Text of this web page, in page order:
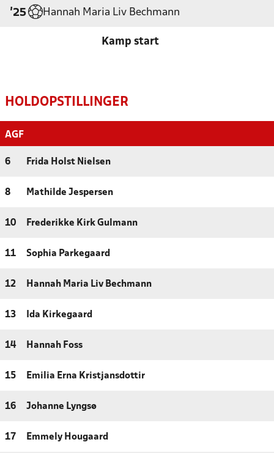
'25 Hannah Maria Liv Bechmann
Kamp start
HOLDOPSTILLINGER
AGF
6 Frida Holst Nielsen
8 Mathilde Jespersen
10 Frederikke Kirk Gulmann
11 Sophia Parkegaard
12 Hannah Maria Liv Bechmann
13 Ida Kirkegaard
14 Hannah Foss
15 Emilia Erna Kristjansdottir
16 Johanne Lyngsø
17 Emmely Hougaard